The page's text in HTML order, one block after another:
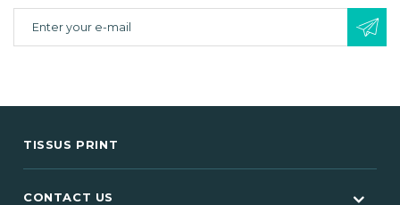
TISSUS PRINT
CONTACT US